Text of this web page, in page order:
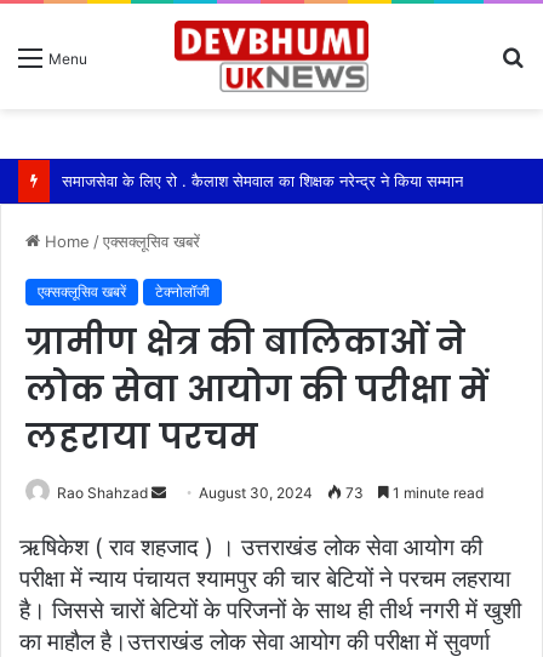
Menu
समाजसेवा के लिए रो . कैलाश सेमवाल का शिक्षक नरेन्द्र ने किया सम्मान
Home /एक्सक्लूसिव खबरें
एक्सक्लूसिव खबरें टेक्नोलॉजी
ग्रामीण क्षेत्र की बालिकाओं ने
लोक सेवा आयोग की परीक्षा में
लहराया परचम
Rao Shahzad
Send
email
August 30, 2024 73 1 minute read
ऋषिकेश ( राव शहजाद ) । उत्तराखंड लोक सेवा आयोग की
परीक्षा में न्याय पंचायत श्यामपुर की चार बेटियों ने परचम लहराया
है। जिससे चारों बेटियों के परिजनों के साथ ही तीर्थ नगरी में खुशी
का माहौल है।उत्तराखंड लोक सेवा आयोग की परीक्षा में सुवर्णा